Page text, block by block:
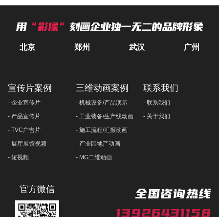
用“影像” 刻画企业独一无二的品牌形象
北京 郑州 武汉 广州
宣传片案例
- 企业宣传片
- 产品宣传片
- TVC广告片
- 展厅展馆视频
- 短视频
三维动画案例
- 机械设备/产品演示
- 工业装备/生产线动画
- 施工流程/汇报动画
- 产业园地产动画
- MG二维动画
联系我们
- 联系我们
- 关于我们
官方微信
全国咨询热线
13926431158